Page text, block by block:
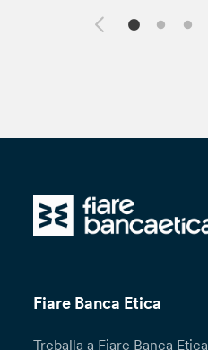
Fiare Banca Etica
Treballa a Fiare Banca Etica